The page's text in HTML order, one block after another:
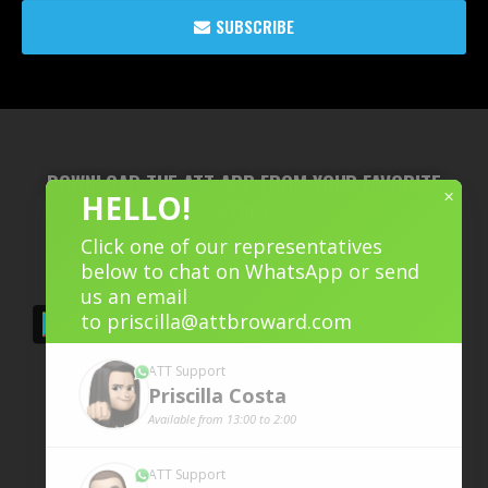
SUBSCRIBE
DOWNLOAD THE ATT APP FROM YOUR FAVORITE
×
HELLO!
Click one of our representatives
below to chat on WhatsApp or send
us an email
to priscilla@attbroward.com
ATT Support
Priscilla Costa
Available from 13:00 to 2:00
ATT Support